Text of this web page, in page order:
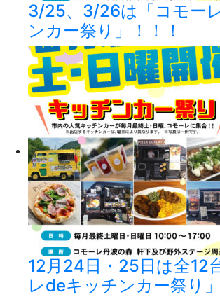
3/25、3/26は「コモー
ンカー祭り」！！！
12月24日・25日は全12
レdeキッチンカー祭り」